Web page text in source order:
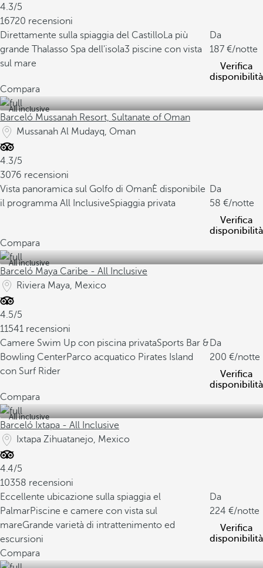
4.3/5
16720 recensioni
Direttamente sulla spiaggia del CastilloLa più
grande Thalasso Spa dell'isola3 piscine con vista
sul mare
Da
187
/notte
Verifica
disponibilità
Compara
All inclusive
Barceló Mussanah Resort, Sultanate of Oman
Mussanah Al Mudayq, Oman
4.3/5
3076 recensioni
Vista panoramica sul Golfo di OmanÈ disponibile
il programma All InclusiveSpiaggia privata
Da
58
/notte
Verifica
disponibilità
Compara
All inclusive
Barceló Maya Caribe - All Inclusive
Riviera Maya, Mexico
4.5/5
11541 recensioni
Camere Swim Up con piscina privataSports Bar &
Bowling CenterParco acquatico Pirates Island
con Surf Rider
Da
200
/notte
Verifica
disponibilità
Compara
All inclusive
Barceló Ixtapa - All Inclusive
Ixtapa Zihuatanejo, Mexico
4.4/5
10358 recensioni
Eccellente ubicazione sulla spiaggia el
PalmarPiscine e camere con vista sul
mareGrande varietà di intrattenimento ed
escursioni
Da
224
/notte
Verifica
disponibilità
Compara